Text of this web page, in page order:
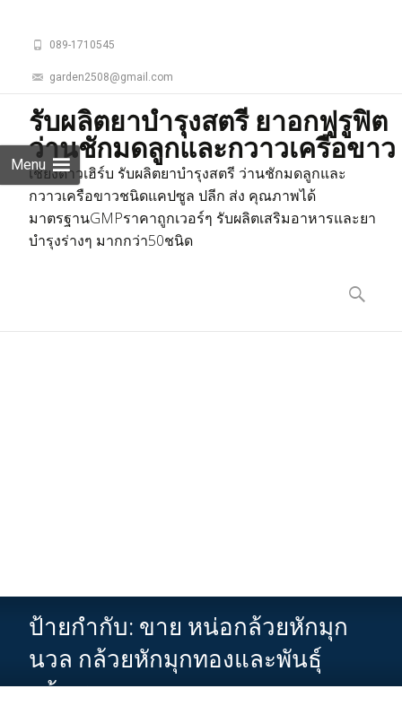
089-1710545
garden2508@gmail.com
รับผลิตยาบำรุงสตรี ยาอกฟูรูฟิต
ว่านชักมดลูกและกวาวเครือขาว
เชียงดาวเฮิร์บ รับผลิตยาบำรุงสตรี ว่านชักมดลูกและ
กวาวเครือขาวชนิดแคปซูล ปลีก ส่ง คุณภาพได้
มาตรฐานGMPราคาถูกเวอร์ๆ รับผลิตเสริมอาหารและยา
บำรุงร่างๆ มากกว่า50ชนิด
Menu
to
content
ค้นหา
สำหรับ:
ป้ายกำกับ: ขาย หน่อกล้วยหักมุก
นวล กล้วยหักมุกทองและพันธุ์
กล้วยหายาก